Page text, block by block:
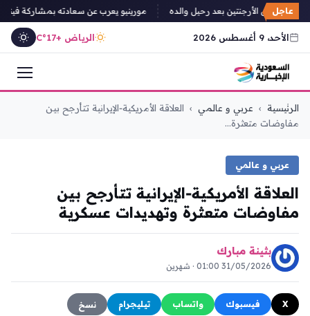
عاجل
إلى الأرجنتين بعد رحيل والده مورينيو يعرب عن سعادته بمشاركة
الأحد، 9 أغسطس 2026 الرياض +17°C
التجاوز
الرئيسية › عربي و عالمي › العلاقة الأمريكية‑الإيرانية تتأرجح بين
مفاوضات متعثرة...
عربي و عالمي
العلاقة الأمريكية‑الإيرانية تتأرجح بين
مفاوضات متعثرة وتهديدات عسكرية
بثينة مبارك
31/05/2026 01:00 · شهرين
X فيسبوك واتساب تيليجرام نسخ